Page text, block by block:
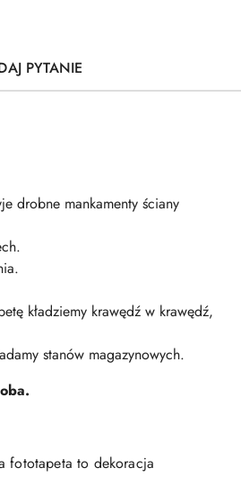
PYTANIE
drobne mankamenty ściany
kładziemy krawędź w krawędź,
stanów magazynowych.
fototapeta to dekoracja